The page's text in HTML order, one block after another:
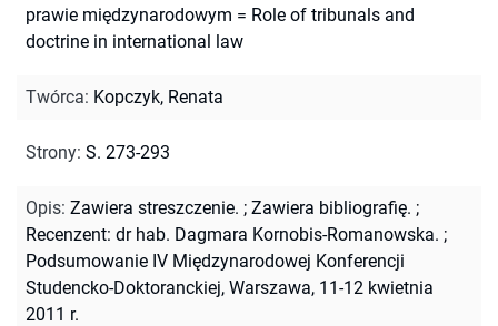
prawie międzynarodowym = Role of tribunals and
doctrine in international law
Twórca: Kopczyk, Renata
Strony: S. 273-293
Opis: Zawiera streszczenie. ; Zawiera bibliografię. ;
Recenzent: dr hab. Dagmara Kornobis-Romanowska. ;
Podsumowanie IV Międzynarodowej Konferencji
Studencko-Doktoranckiej, Warszawa, 11-12 kwietnia
2011 r.